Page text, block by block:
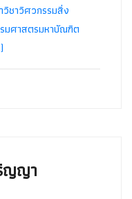
ชาวิศวกรรมสิ่ง
มศาสตรมหาบัณฑิต
ญญา